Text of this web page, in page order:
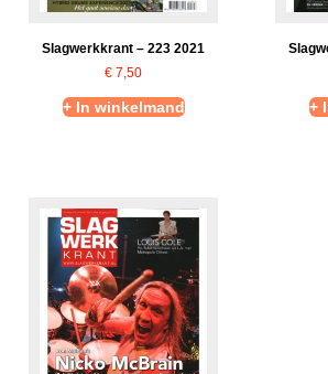
Slagwerkkrant – 223 2021
€ 7,50
+ In winkelmand +